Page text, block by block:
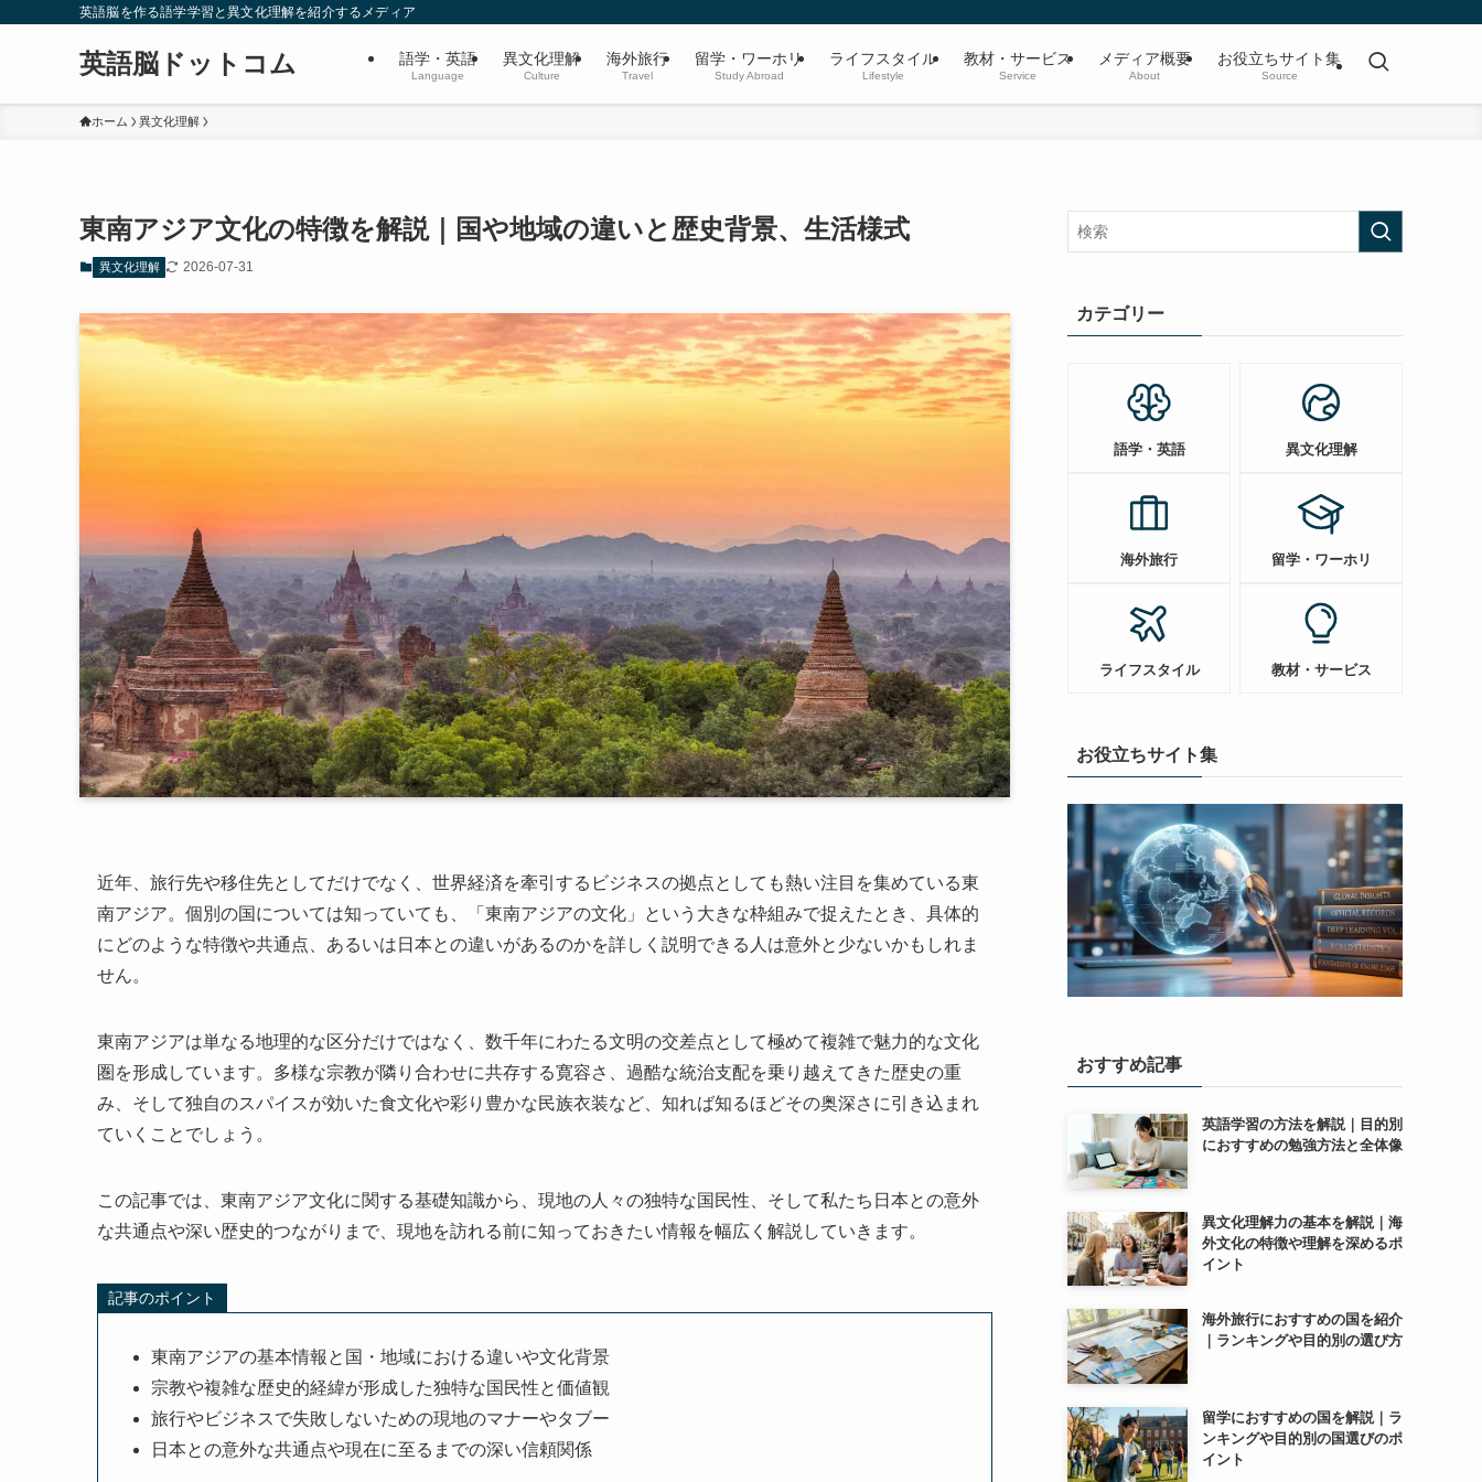
英語脳を作る語学学習と異文化理解を紹介するメディア
英語脳ドットコム 語学・英語
Language
異文化理解
Culture
海外旅行
Travel
留学・ワーホリ
Study Abroad
ライフスタイル
Lifestyle
教材・サービス
Service
メディア概要
About
お役立ちサイト集
Source
ホーム 異文化理解
東南アジア文化の特徴を解説｜国や地域の違いと歴史背景、生活様式
異文化理解 2026-07-31
近年、旅行先や移住先としてだけでなく、世界経済を牽引するビジネスの拠点としても熱い注目を集めている東
南アジア。個別の国については知っていても、「東南アジアの文化」という大きな枠組みで捉えたとき、具体的
にどのような特徴や共通点、あるいは日本との違いがあるのかを詳しく説明できる人は意外と少ないかもしれま
せん。
東南アジアは単なる地理的な区分だけではなく、数千年にわたる文明の交差点として極めて複雑で魅力的な文化
圏を形成しています。多様な宗教が隣り合わせに共存する寛容さ、過酷な統治支配を乗り越えてきた歴史の重
み、そして独自のスパイスが効いた食文化や彩り豊かな民族衣装など、知れば知るほどその奥深さに引き込まれ
ていくことでしょう。
この記事では、東南アジア文化に関する基礎知識から、現地の人々の独特な国民性、そして私たち日本との意外
な共通点や深い歴史的つながりまで、現地を訪れる前に知っておきたい情報を幅広く解説していきます。
記事のポイント
東南アジアの基本情報と国・地域における違いや文化背景
宗教や複雑な歴史的経緯が形成した独特な国民性と価値観
旅行やビジネスで失敗しないための現地のマナーやタブー
日本との意外な共通点や現在に至るまでの深い信頼関係
カテゴリー
語学・英語 異文化理解
海外旅行 留学・ワーホリ
ライフスタイル 教材・サービス
お役立ちサイト集
おすすめ記事
英語学習の方法を解説｜目的別
におすすめの勉強方法と全体像
異文化理解力の基本を解説｜海
外文化の特徴や理解を深めるポ
イント
海外旅行におすすめの国を紹介
｜ランキングや目的別の選び方
留学におすすめの国を解説｜ラ
ンキングや目的別の国選びのポ
イント